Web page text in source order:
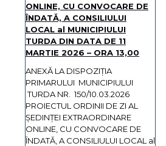
ONLINE, CU CONVOCARE DE
ÎNDATĂ, A CONSILIULUI
LOCAL al MUNICIPIULUI
TURDA DIN DATA DE 11
MARTIE 2026 – ORA 13,00
ANEXĂ LA DISPOZIȚIA
PRIMARULUI MUNICIPIULUI
TURDA NR. 150/10.03.2026
PROIECTUL ORDINII DE ZI AL
ŞEDINŢEI EXTRAORDINARE
ONLINE, CU CONVOCARE DE
ÎNDATĂ, A CONSILIULUI LOCAL al